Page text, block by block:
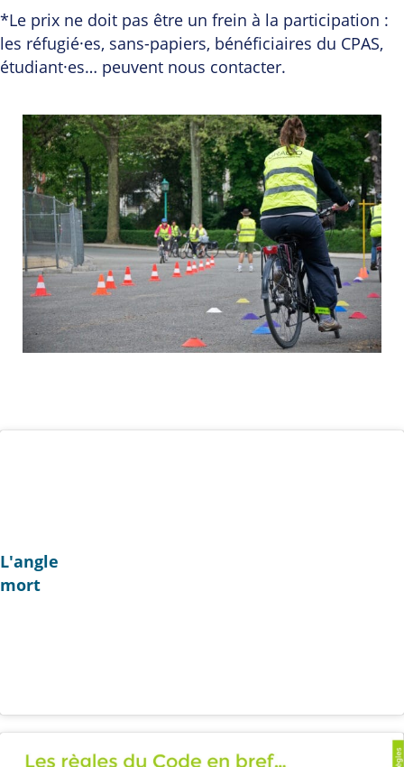
*Le prix ne doit pas être un frein à la participation :
les réfugié·es, sans-papiers, bénéficiaires du CPAS,
étudiant·es… peuvent nous contacter.
L'angle
mort